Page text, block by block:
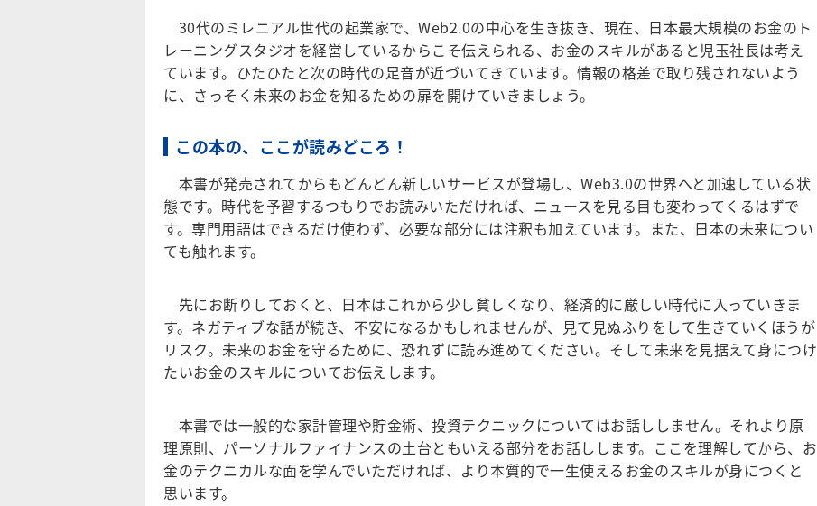
30代のミレニアル世代の起業家で、Web2.0の中心を生き抜き、現在、日本最大規模のお金のト
レーニングスタジオを経営しているからこそ伝えられる、お金のスキルがあると児玉社長は考え
ています。ひたひたと次の時代の足音が近づいてきています。情報の格差で取り残されないよう
に、さっそく未来のお金を知るための扉を開けていきましょう。
この本の、ここが読みどころ！
本書が発売されてからもどんどん新しいサービスが登場し、Web3.0の世界へと加速している状
態です。時代を予習するつもりでお読みいただければ、ニュースを見る目も変わってくるはずで
す。専門用語はできるだけ使わず、必要な部分には注釈も加えています。また、日本の未来につい
ても触れます。
先にお断りしておくと、日本はこれから少し貧しくなり、経済的に厳しい時代に入っていきま
す。ネガティブな話が続き、不安になるかもしれませんが、見て見ぬふりをして生きていくほうが
リスク。未来のお金を守るために、恐れずに読み進めてください。そして未来を見据えて身につけ
たいお金のスキルについてお伝えします。
本書では一般的な家計管理や貯金術、投資テクニックについてはお話ししません。それより原
理原則、パーソナルファイナンスの土台ともいえる部分をお話しします。ここを理解してから、お
金のテクニカルな面を学んでいただければ、より本質的で一生使えるお金のスキルが身につくと
思います。